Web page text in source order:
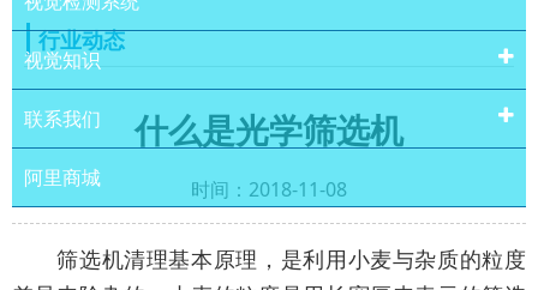
视觉知识
联系我们
阿里商城
行业动态
什么是光学筛选机
时间：2018-11-08
筛选机清理基本原理，是利用小麦与杂质的粒度